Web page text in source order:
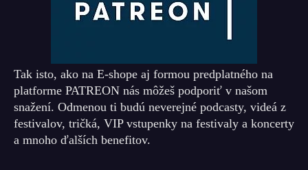
Tak isto, ako na E-shope aj formou predplatného na
platforme PATREON nás môžeš podporiť v našom
snažení. Odmenou ti budú neverejné podcasty, videá z
festivalov, tričká, VIP vstupenky na festivaly a koncerty
a mnoho ďalších benefitov.